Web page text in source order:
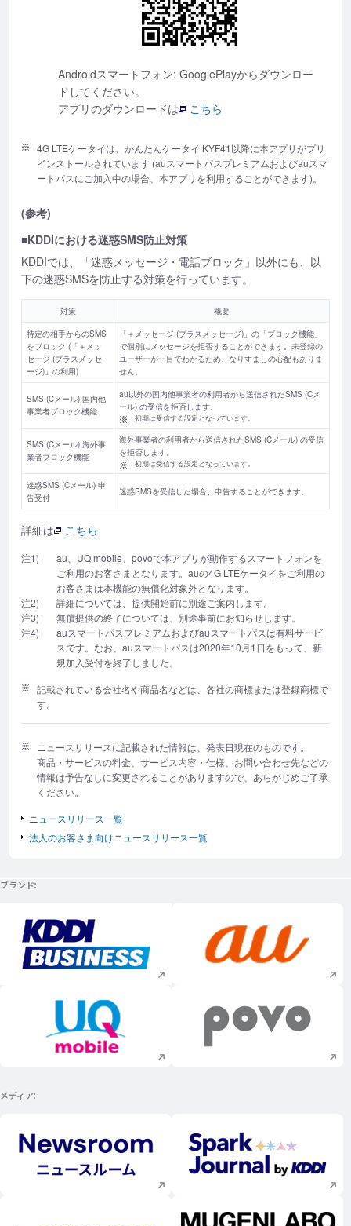
Androidスマートフォン: GooglePlayからダウンロー
ドしてください。
アプリのダウンロードは
こちら
4G LTEケータイは、かんたんケータイ KYF41以降に本アプリがプリ
インストールされています (auスマートパスプレミアムおよびauスマ
ートパスにご加入中の場合、本アプリを利用することができます)。
(参考)
■KDDIにおける迷惑SMS防止対策
KDDIでは、「迷惑メッセージ・電話ブロック」以外にも、以
下の迷惑SMSを防止する対策を行っています。
対策 概要
特定の相手からのSMS
をブロック (「＋メッ
セージ (プラスメッセ
ージ)」の利用)
「＋メッセージ (プラスメッセージ)」の「ブロック機能」
で個別にメッセージを拒否することができます。未登録の
ユーザーが一目でわかるため、なりすましの心配もありま
せん。
SMS (Cメール) 国内他
事業者ブロック機能
au以外の国内他事業者の利用者から送信されたSMS (Cメ
ール) の受信を拒否します。
初期は受信する設定となっています。
SMS (Cメール) 海外事
業者ブロック機能
海外事業者の利用者から送信されたSMS (Cメール) の受信
を拒否します。
初期は受信する設定となっています。
迷惑SMS (Cメール) 申
告受付
迷惑SMSを受信した場合、申告することができます。
詳細は こちら
注1)
au、UQ mobile、povoで本アプリが動作するスマートフォンを
ご利用のお客さまとなります。auの4G LTEケータイをご利用の
お客さまは本機能の無償化対象外となります。
注2)
詳細については、提供開始前に別途ご案内します。
注3)
無償提供の終了については、別途事前にお知らせします。
注4)
auスマートパスプレミアムおよびauスマートパスは有料サービ
スです。なお、auスマートパスは2020年10月1日をもって、新
規加入受付を終了しました。
記載されている会社名や商品名などは、各社の商標または登録商標で
す。
ニュースリリースに記載された情報は、発表日現在のものです。
商品・サービスの料金、サービス内容・仕様、お問い合わせ先などの
情報は予告なしに変更されることがありますので、あらかじめご了承
ください。
ニュースリリース一覧
法人のお客さま向けニュースリリース一覧
ブランド
新規ウィンドウで開く 新規ウィンドウで
新規ウィンドウで開く 新規ウィンドウで
メディア
新規ウィンドウで開く 新規ウィンドウで